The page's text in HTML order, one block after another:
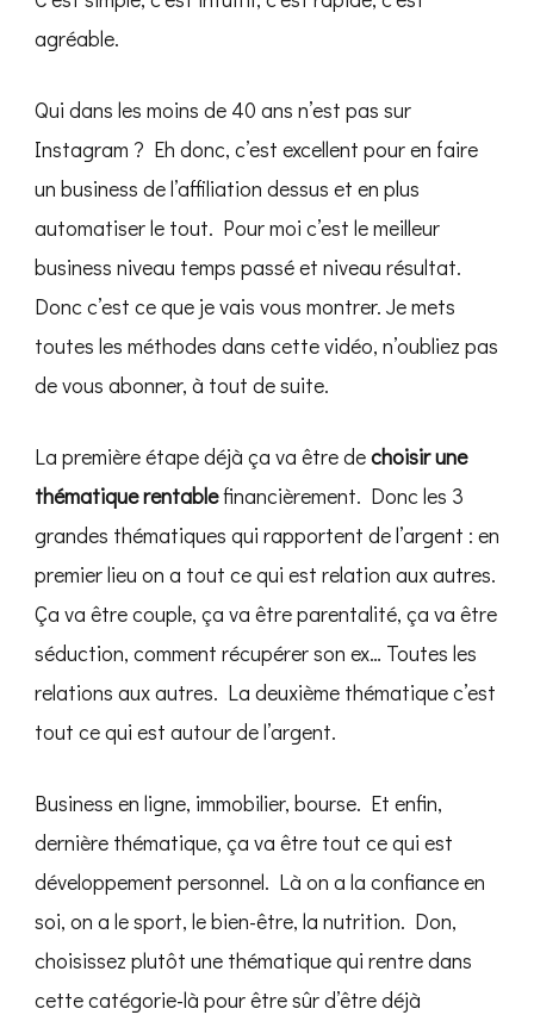
agréable.
Qui dans les moins de 40 ans n’est pas sur
Instagram ? Eh donc, c’est excellent pour en faire
un business de l’affiliation dessus et en plus
automatiser le tout. Pour moi c’est le meilleur
business niveau temps passé et niveau résultat.
Donc c’est ce que je vais vous montrer. Je mets
toutes les méthodes dans cette vidéo, n’oubliez pas
de vous abonner, à tout de suite.
La première étape déjà ça va être dechoisir une
thématique rentablefinancièrement. Donc les 3
grandes thématiques qui rapportent de l’argent : en
premier lieu on a tout ce qui est relation aux autres.
Ça va être couple, ça va être parentalité, ça va être
séduction, comment récupérer son ex… Toutes les
relations aux autres. La deuxième thématique c’est
tout ce qui est autour de l’argent.
Business en ligne, immobilier, bourse. Et enfin,
dernière thématique, ça va être tout ce qui est
développement personnel. Là on a la confiance en
soi, on a le sport, le bien-être, la nutrition. Don,
choisissez plutôt une thématique qui rentre dans
cette catégorie-là pour être sûr d’être déjà